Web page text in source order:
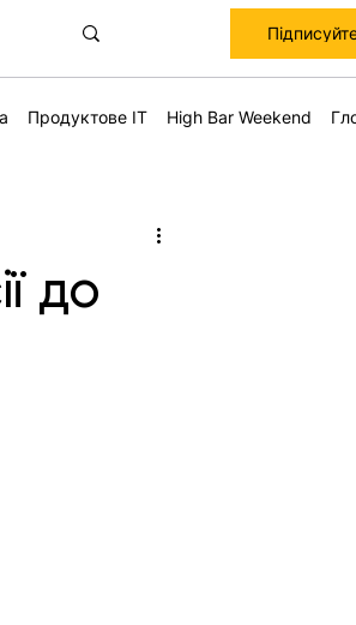
Продуктове IT High Bar Weekend
до